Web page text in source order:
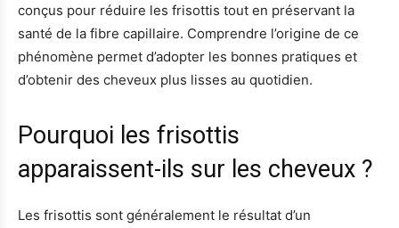
conçus pour réduire les frisottis tout en préservant la
santé de la fibre capillaire. Comprendre l’origine de ce
phénomène permet d’adopter les bonnes pratiques et
d’obtenir des cheveux plus lisses au quotidien.
Pourquoi les frisottis
apparaissent-ils sur les cheveux ?
Les frisottis sont généralement le résultat d’un